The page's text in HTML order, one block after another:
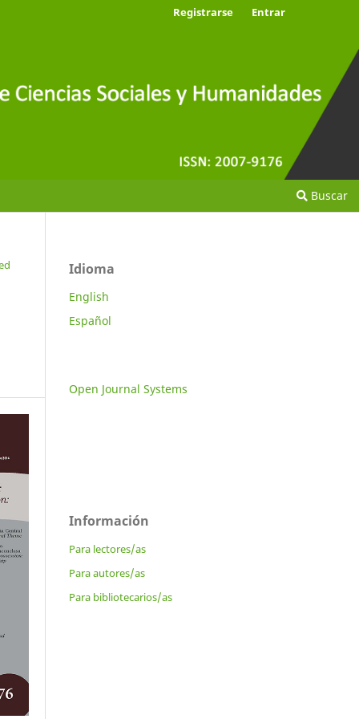
Buscar
Registrarse Entrar
Idioma
English
Español
Open Journal Systems
Información
Para lectores/as
Para autores/as
Para bibliotecarios/as